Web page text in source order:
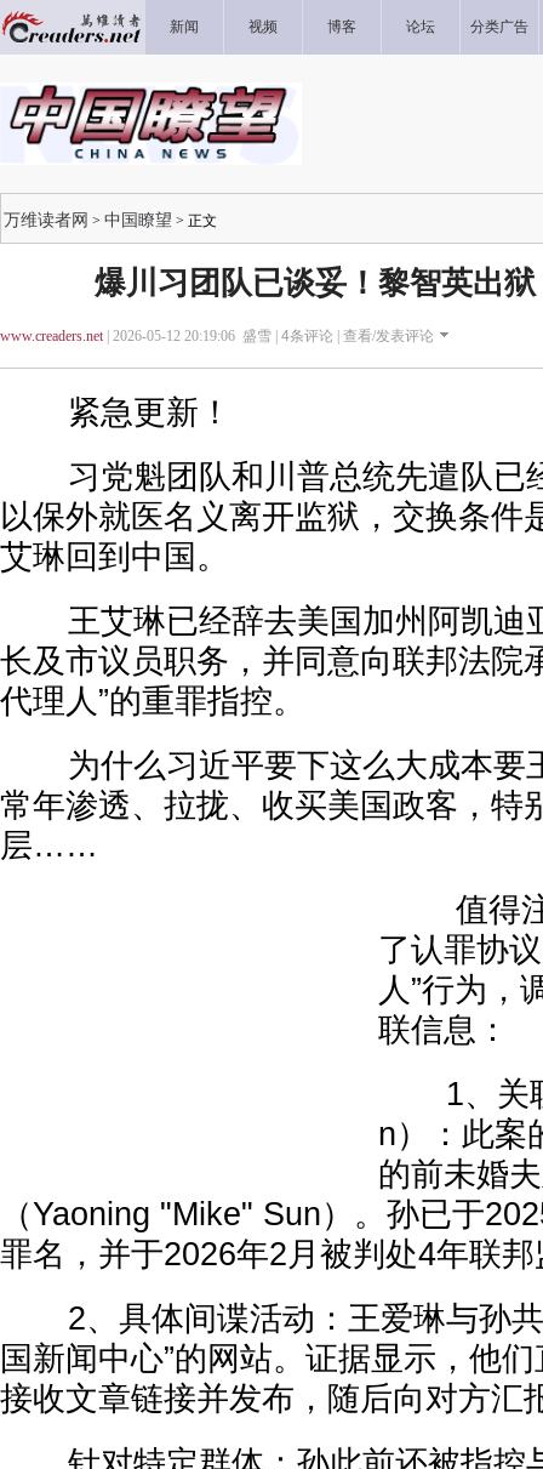
新闻 视频 博客 论坛 分类广告
万维读者网 > 中国瞭望 > 正文
爆川习团队已谈妥！黎智英出
www.creaders.net| 2026-05-12 20:19:06 盛雪 | 4条评论 | 查看/发表评论
紧急更新！
习党魁团队和川普总统先遣队已
以保外就医名义离开监狱，交换条件
艾琳回到中国。
王艾琳已经辞去美国加州阿凯迪
长及市议员职务，并同意向联邦法院
代理人”的重罪指控。
为什么习近平要下这么大成本要
常年渗透、拉拢、收买美国政客，特
层……
值得注
了认罪协
人”行为，
联信息：
1、关联
n）：此案
的前未婚
（Yaoning "Mike" Sun）。孙已于
罪名，并于2026年2月被判处4年联
2、具体间谍活动：王爱琳与孙共
国新闻中心”的网站。证据显示，他
接收文章链接并发布，随后向对方汇